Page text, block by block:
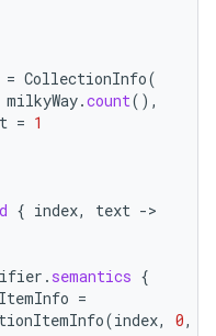
= CollectionInfo(
milkyWay.count(),
= 1
{ index, text -
. semantics {
=
(index, 0,